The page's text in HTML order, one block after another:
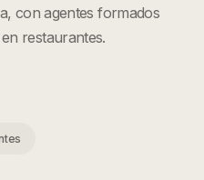
con agentes formados
restaurantes.